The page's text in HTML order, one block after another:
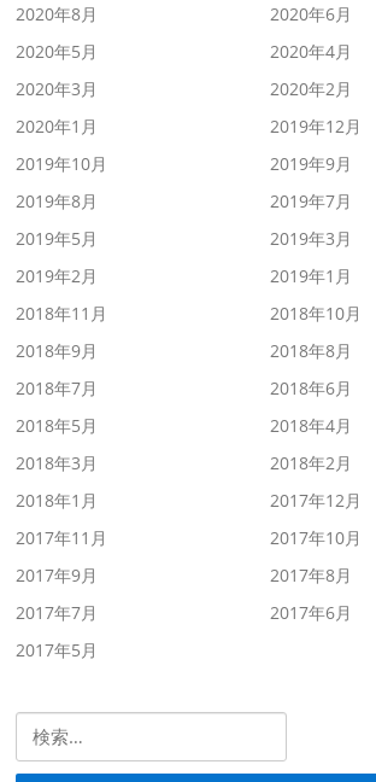
2020年8月
2020年6月
2020年5月
2020年4月
2020年3月
2020年2月
2020年1月
2019年12月
2019年10月
2019年9月
2019年8月
2019年7月
2019年5月
2019年3月
2019年2月
2019年1月
2018年11月
2018年10月
2018年9月
2018年8月
2018年7月
2018年6月
2018年5月
2018年4月
2018年3月
2018年2月
2018年1月
2017年12月
2017年11月
2017年10月
2017年9月
2017年8月
2017年7月
2017年6月
2017年5月
検索: